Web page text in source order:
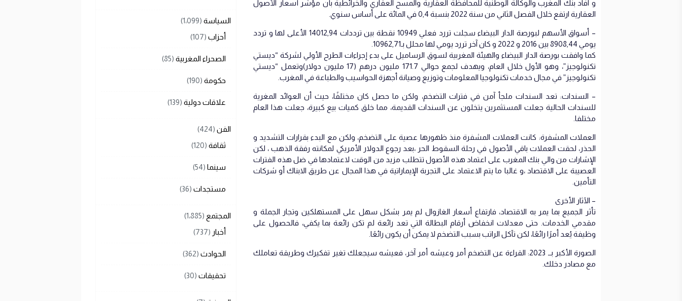
و افاد بنك المغرب والوكالة الوطنية للمحافظة العقارية والمسح العقاري والخرائطية بأن مؤشر أسعار الأصول
العقارية ارتفع خلال الفصل الثاني من سنة 2022 بنسبة 0,4 في المائة على أساس سنوي.
– أسواق الأسهم لبورصة الدار البيضاء سجلت تررد فعلي 10949 نقطة بين ترددات 14012,94 الأعلى لها و تردد
يومي 8908,44 بين 2016 و 2022 و كان آخر تررد يومي لها محلل بـ10962,71.
كما وافقت بورصة الدار البيضاء والهيئة المغربية لسوق الرساميل على بدء إجراءات الطرح الأولي لشركة “ديستي
تكنولوجيز”، وهو الأول خلال العام، ويهدف لجمع حوالي 171.7 مليون درهم (17 مليون دولار)وتعمل “ديستي
تكنولوجيز” في مجال خدمات تكنولوجيا المعلومات وتوزيع وصيانة أجهزة الحواسيب والطباعة في المغرب.
– السندات: تعد السندات ملجأ آمن في فترات التضخم، ولكن ما حصل كان مختلفًا، حيث أن العوائد المغرية
للسندات الحالية جعلت المستثمرين يتخلون عن السندات القديمة، مما خلق كميات بيع كبيرة، جعلت هذا العام
مختلفا.
العملات المشفرة: كانت العملات المشفرة منذ ظهورها عصية على التضخم، ولكن مع البدء بقرارات التشديد و
الحذر، لحقت العملات باقي الأصول في رحلة السقوط الحر ،بعد رجوع الدولار الأمريكي لمكانته رفقة الذهب ، لكن
الإشارات من والي بنك المغرب على اعتماد هذه الأصول تتطلب مزيد من الوقت لاعتمادها في ضل هذه الفترات
العصيبة على الاقتصاد ،و غالبا ما يتم الاعتماد على التجربة الإيماراتية في هذا المجال عن طريق الابناك أو شركات
التأمين.
– الآثار الأخرى
تأثر الجميع بما يمر به الاقتصاد، فارتفاع أسعار الغازوال لم يمر بشكل سهل على المستهلكين وتجار الجملة و
مقدمي الخدمات. حتى معدلات انخفاض أرقام البطالة التي تعد رائعة لم تكن رائعة بما يكفي، فالحصول على
وظيفة يُعد أمرًا رائعًا، لكن تآكل الراتب بسبب التضخم لا يمكن أن يكون رائعًا.
الصورة الأكبر بــ 2023: القراءة عن التضخم أمر وعيشه أمر آخر، فعيشه سيجعلك تغير تفكيرك وطريقة تعاملك
مع مصادر دخلك.
السياسة (1٬099)
أحزاب (107)
الصحراء المغربية (85)
حكومة (190)
علاقات دولية (139)
الفن (424)
ثقافة (120)
سينما (54)
مستجدات (36)
المجتمع (1٬885)
أخبار (737)
الحوادث (362)
تحقيقات (30)